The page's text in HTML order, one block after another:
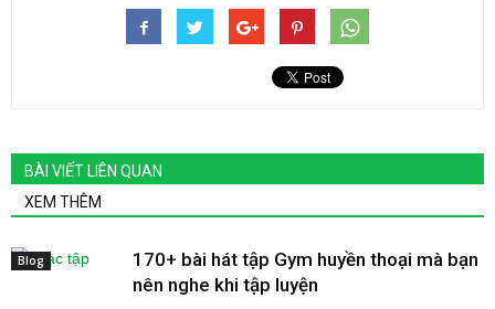
BÀI VIẾT LIÊN QUAN
XEM THÊM
Blog
170+ bài hát tập Gym huyền thoại mà bạn
nên nghe khi tập luyện